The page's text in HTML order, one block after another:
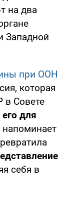
на два
Западной
при ООН
которая
в Совете
для
напоминает
себя в